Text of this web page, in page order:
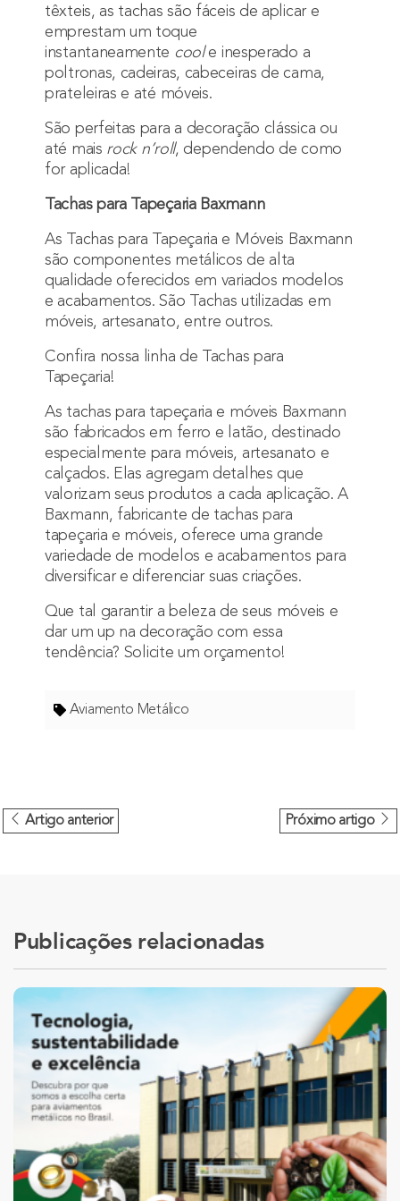
têxteis, as tachas são fáceis de aplicar e
emprestam um toque
instantaneamente coole inesperado a
poltronas, cadeiras, cabeceiras de cama,
prateleiras e até móveis.
São perfeitas para a decoração clássica ou
até mais rock n’roll, dependendo de como
for aplicada!
Tachas para Tapeçaria Baxmann
As Tachas para Tapeçaria e Móveis Baxmann
são componentes metálicos de alta
qualidade oferecidos em variados modelos
e acabamentos. São Tachas utilizadas em
móveis, artesanato, entre outros.
Confira nossa linha de Tachas para
Tapeçaria!
As tachas para tapeçaria e móveis Baxmann
são fabricados em ferro e latão, destinado
especialmente para móveis, artesanato e
calçados. Elas agregam detalhes que
valorizam seus produtos a cada aplicação. A
Baxmann, fabricante de tachas para
tapeçaria e móveis, oferece uma grande
variedade de modelos e acabamentos para
diversificar e diferenciar suas criações.
Que tal garantir a beleza de seus móveis e
dar um up na decoração com essa
tendência? Solicite um orçamento!
Aviamento Metálico
Artigo anterior Próximo artigo
Publicações relacionadas